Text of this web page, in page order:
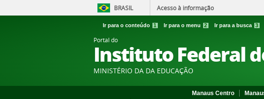
BRASIL Acesso à informação
Ir para o conteúdo 1 Ir para o menu 2 Ir para a busca 3
Portal do
Instituto Federal
MINISTÉRIO DA DA EDUCAÇÃO
Manaus Centro